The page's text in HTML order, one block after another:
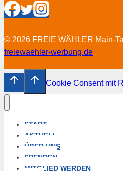
© 2026 FREIE WÄHLER Main-
freiewaehler-werbung.de
Cookie Consent mit
START
AKTUELL
ÜBER UNS
SPENDEN
MITGLIED WERDEN